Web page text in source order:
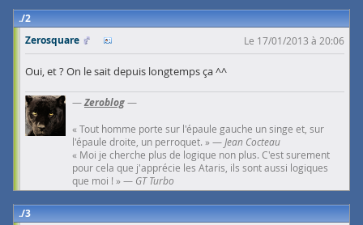
2
Zerosquare
Le 17/01/2013 à 20:06
Oui, et ? On le sait depuis longtemps ça ^^
—Zeroblog—
« Tout homme porte sur l'épaule gauche un singe et, sur
l'épaule droite, un perroquet. » —Jean Cocteau
« Moi je cherche plus de logique non plus. C'est surement
pour cela que j'apprécie les Ataris, ils sont aussi logiques
que moi ! » — GT Turbo
3